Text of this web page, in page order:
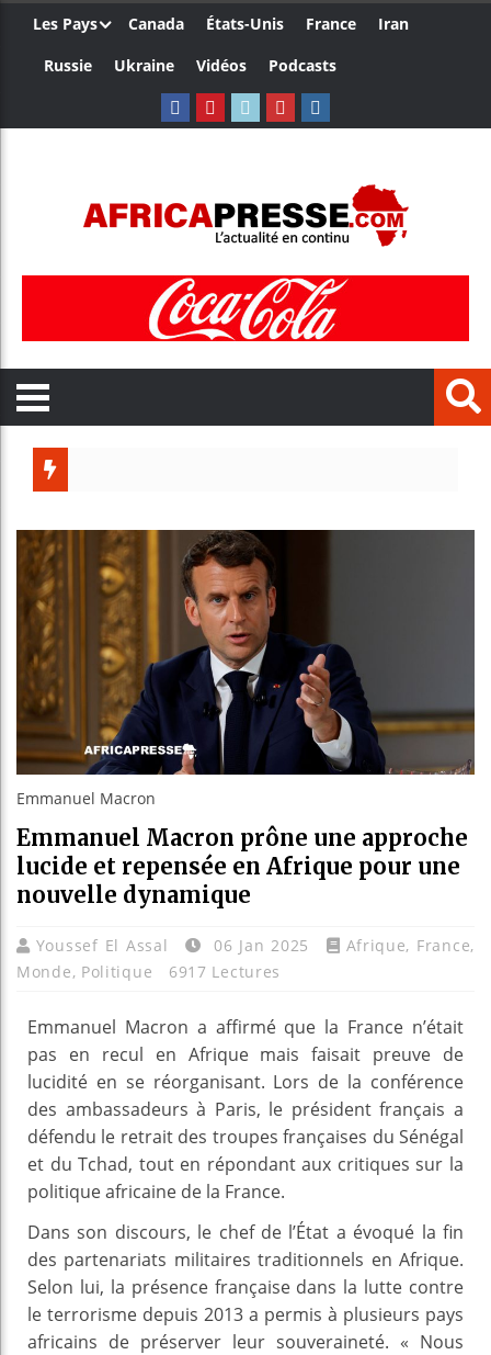
Les Pays Canada États-Unis France
Iran
Russie
Ukraine Vidéos Podcasts
Emmanuel Macron
Emmanuel Macron prône une approche
lucide et repensée en Afrique pour une
nouvelle dynamique
Youssef El Assal 06 Jan 2025 Afrique, France,
Monde, Politique 6917 Lectures
Emmanuel Macron a affirmé que la France n’était
pas en recul en Afrique mais faisait preuve de
lucidité en se réorganisant. Lors de la conférence
des ambassadeurs à Paris, le président français a
défendu le retrait des troupes françaises du Sénégal
et du Tchad, tout en répondant aux critiques sur la
politique africaine de la France.
Dans son discours, le chef de l’État a évoqué la fin
des partenariats militaires traditionnels en Afrique.
Selon lui, la présence française dans la lutte contre
le terrorisme depuis 2013 a permis à plusieurs pays
africains de préserver leur souveraineté. « Nous